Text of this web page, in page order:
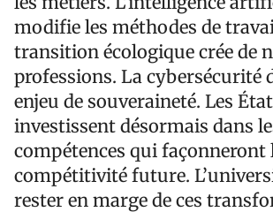
modifie les méthodes de
transition écologique crée de
professions. La cybersécurité
enjeu de souveraineté. Les
investissent désormais dans
compétences qui façonneront
compétitivité future.
rester en marge de ces